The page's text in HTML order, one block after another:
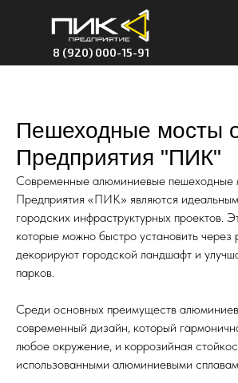
8 (920) 000-15-91
Пешеходные мосты
Предприятия "ПИК"
Современные алюминиевые пешеходные
Предприятия «ПИК» являются
городских инфраструктурных проектов.
которые можно быстро установить через
декорируют городской ландшафт и
парков.
Среди основных преимуществ
современный дизайн, который
любое окружение, и коррозийная
использованными алюминиевыми